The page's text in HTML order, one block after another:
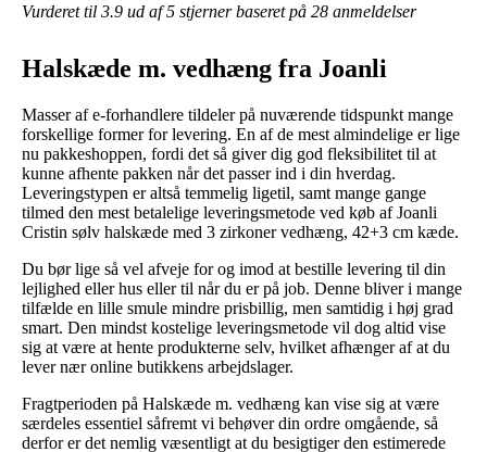
Vurderet til 3.9 ud af 5 stjerner baseret på 28 anmeldelser
Halskæde m. vedhæng fra Joanli
Masser af e-forhandlere tildeler på nuværende tidspunkt mange
forskellige former for levering. En af de mest almindelige er lige
nu pakkeshoppen, fordi det så giver dig god fleksibilitet til at
kunne afhente pakken når det passer ind i din hverdag.
Leveringstypen er altså temmelig ligetil, samt mange gange
tilmed den mest betalelige leveringsmetode ved køb af Joanli
Cristin sølv halskæde med 3 zirkoner vedhæng, 42+3 cm kæde.
Du bør lige så vel afveje for og imod at bestille levering til din
lejlighed eller hus eller til når du er på job. Denne bliver i mange
tilfælde en lille smule mindre prisbillig, men samtidig i høj grad
smart. Den mindst kostelige leveringsmetode vil dog altid vise
sig at være at hente produkterne selv, hvilket afhænger af at du
lever nær online butikkens arbejdslager.
Fragtperioden på Halskæde m. vedhæng kan vise sig at være
særdeles essentiel såfremt vi behøver din ordre omgående, så
derfor er det nemlig væsentligt at du besigtiger den estimerede